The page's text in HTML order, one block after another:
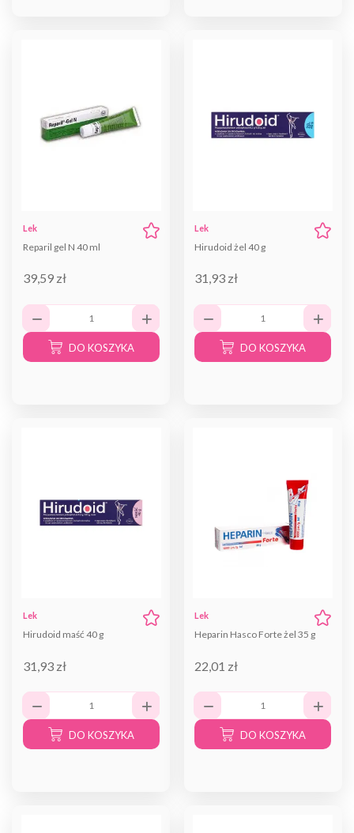
Lek
Reparil gel N 40 ml
39,59 zł
DO KOSZYKA
Lek
Hirudoid żel 40 g
31,93 zł
DO KOSZYKA
Lek
Hirudoid maść 40 g
31,93 zł
DO KOSZYKA
Lek
Heparin Hasco Forte żel 35 g
22,01 zł
DO KOSZYKA